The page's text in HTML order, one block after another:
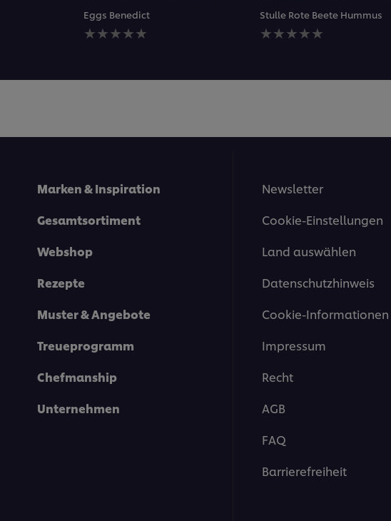
Eggs Benedict
Keine
Bewertungen
recipe
Stulle Rote Beete Hummus
Keine
Bewertungen
recipe
Marken & Inspiration
Gesamtsortiment
Webshop
Rezepte
Muster & Angebote
Treueprogramm
Chefmanship
Unternehmen
Newsletter
Cookie-Einstellungen
Land auswählen
Datenschutzhinweis
Cookie-Informationen
Impressum
Recht
AGB
FAQ
Barrierefreiheit